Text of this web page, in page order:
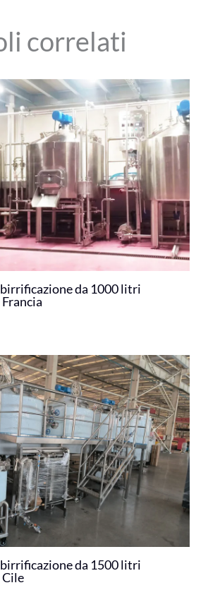
correlati
da 1000 litri
da 1500 litri